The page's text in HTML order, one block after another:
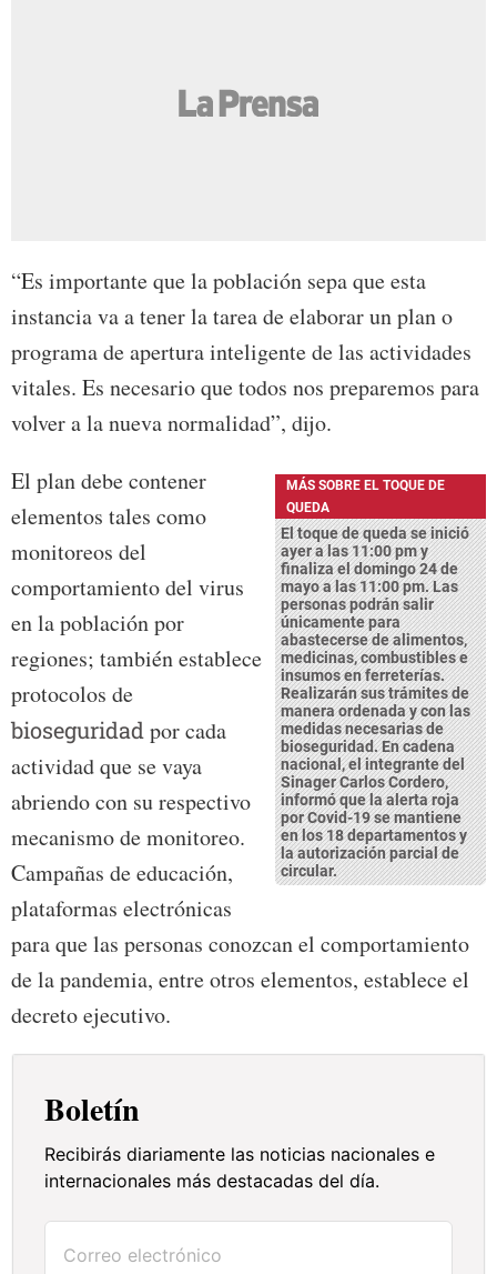
“Es importante que la población sepa que esta
instancia va a tener la tarea de elaborar un plan o
programa de apertura inteligente de las actividades
vitales. Es necesario que todos nos preparemos para
volver a la nueva normalidad”, dijo.
MÁS SOBRE EL TOQUE DE
QUEDA
El toque de queda se inició
ayer a las 11:00 pm y
finaliza el domingo 24 de
mayo a las 11:00 pm. Las
personas podrán salir
únicamente para
abastecerse de alimentos,
medicinas, combustibles e
insumos en ferreterías.
Realizarán sus trámites de
manera ordenada y con las
medidas necesarias de
bioseguridad. En cadena
nacional, el integrante del
Sinager Carlos Cordero,
informó que la alerta roja
por Covid-19 se mantiene
en los 18 departamentos y
la autorización parcial de
circular.
El plan debe contener
elementos tales como
monitoreos del
comportamiento del virus
en la población por
regiones; también establece
protocolos de
bioseguridad por cada
actividad que se vaya
abriendo con su respectivo
mecanismo de monitoreo.
Campañas de educación,
plataformas electrónicas
para que las personas conozcan el comportamiento
de la pandemia, entre otros elementos, establece el
decreto ejecutivo.
Boletín
Recibirás diariamente las noticias nacionales e
internacionales más destacadas del día.